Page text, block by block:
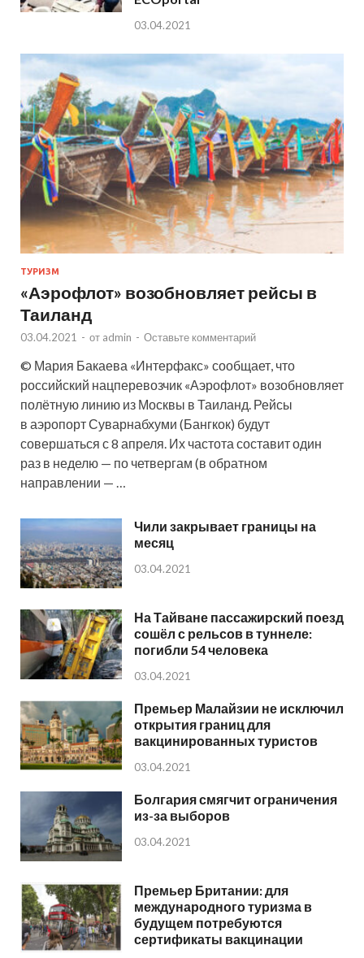
03.04.2021
ТУРИЗМ
«Аэрофлот» возобновляет рейсы в
Таиланд
03.04.2021 - от admin - Оставьте комментарий
© Мария Бакаева «Интерфакс» сообщает, что
российский нацперевозчик «Аэрофлот» возобновляет
полётную линию из Москвы в Таиланд. Рейсы
в аэропорт Суварнабхуми (Бангкок) будут
совершаться с 8 апреля. Их частота составит один
раз в неделю — по четвергам (в обратном
направлении — …
Чили закрывает границы на
месяц
03.04.2021
На Тайване пассажирский поезд
сошёл с рельсов в туннеле:
погибли 54 человека
03.04.2021
Премьер Малайзии не исключил
открытия границ для
вакцинированных туристов
03.04.2021
Болгария смягчит ограничения
из-за выборов
03.04.2021
Премьер Британии: для
международного туризма в
будущем потребуются
сертификаты вакцинации